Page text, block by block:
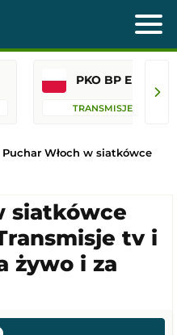
TRANSMISJE
Puchar Włoch w siatkówce
siatkówce
tv i
żywo i za